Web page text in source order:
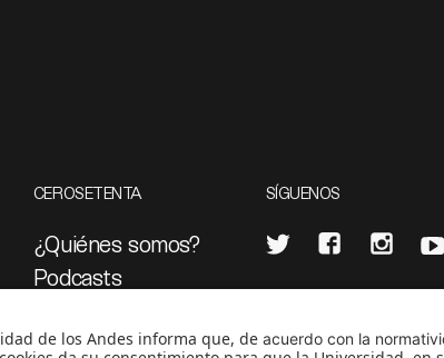
CEROSETENTA
¿Quiénes somos?
Podcasts
Proyectos 070
SÍGUENOS